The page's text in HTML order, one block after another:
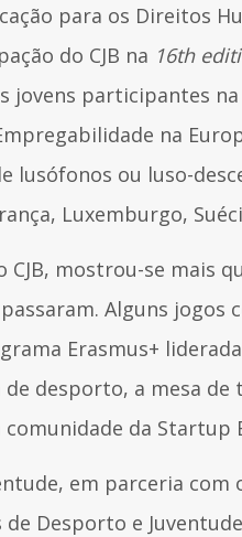
para os Direitos
do CJB na 16th
jovens participantes
na
lusófonos ou luso-
Luxemburgo,
mostrou-se mais
Alguns jogos
Erasmus+
desporto, a mesa
da
em parceria com
Desporto e